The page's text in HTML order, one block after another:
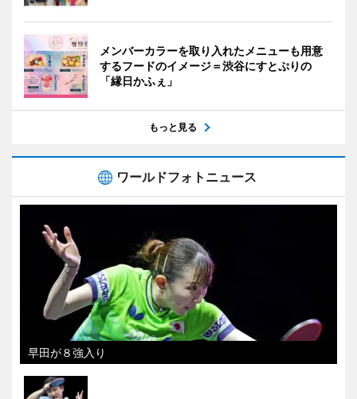
メンバーカラーを取り入れたメニューも用意
するフードのイメージ＝渋谷にすとぷりの
「縁日かふぇ」
もっと見る
ワールドフォトニュース
早田が８強入り